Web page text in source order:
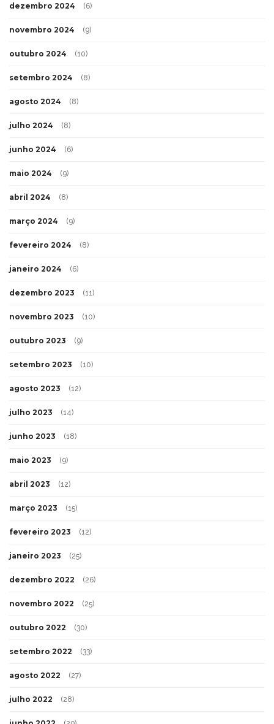
dezembro 2024 (6)
novembro 2024 (9)
outubro 2024 (10)
setembro 2024 (8)
agosto 2024 (8)
julho 2024 (8)
junho 2024 (6)
maio 2024 (9)
abril 2024 (8)
março 2024 (9)
fevereiro 2024 (8)
janeiro 2024 (6)
dezembro 2023 (11)
novembro 2023 (10)
outubro 2023 (9)
setembro 2023 (10)
agosto 2023 (12)
julho 2023 (14)
junho 2023 (18)
maio 2023 (9)
abril 2023 (12)
março 2023 (15)
fevereiro 2023 (12)
janeiro 2023 (25)
dezembro 2022 (26)
novembro 2022 (25)
outubro 2022 (30)
setembro 2022 (33)
agosto 2022 (27)
julho 2022 (28)